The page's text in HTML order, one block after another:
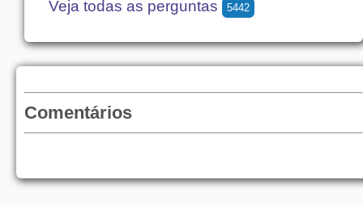
Veja todas as perguntas 5442
Comentários